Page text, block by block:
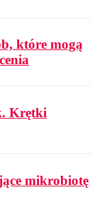
które mogą
Krętki
mikrobiotę